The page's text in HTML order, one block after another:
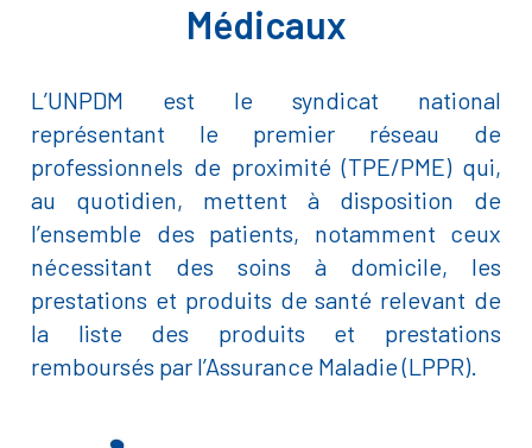
Médicaux
L’UNPDM est le syndicat national
représentant le premier réseau de
professionnels de proximité (TPE/PME) qui,
au quotidien, mettent à disposition de
l’ensemble des patients, notamment ceux
nécessitant des soins à domicile, les
prestations et produits de santé relevant de
la liste des produits et prestations
remboursés par l’Assurance Maladie (LPPR).